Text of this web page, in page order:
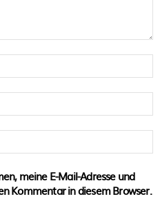
meine E-Mail-Adresse und
Kommentar in diesem Browser.